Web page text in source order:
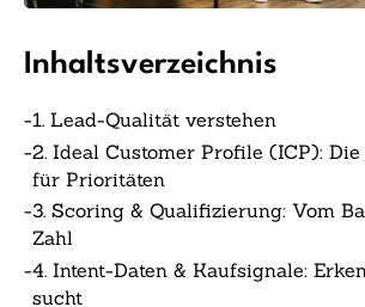
Inhaltsverzeichnis
-1. Lead-Qualität verstehen
-2. Ideal Customer Profile (ICP):
für Prioritäten
-3. Scoring & Qualifizierung: Vom
Zahl
-4. Intent-Daten & Kaufsignale:
sucht